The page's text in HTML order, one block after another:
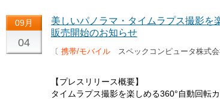
09月
04
美しいパノラマ・タイムラプス撮影を
販売開始のお知らせ
〔 携帯/モバイル スペックコンピュータ株式
【プレスリリース概要】
タイムラプス撮影を楽しめる360°自動回転